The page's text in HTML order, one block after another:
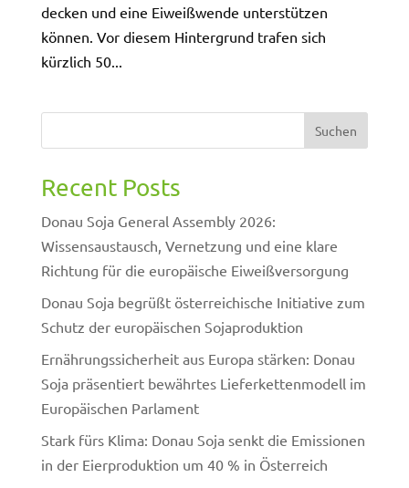
decken und eine Eiweißwende unterstützen
können. Vor diesem Hintergrund trafen sich
kürzlich 50...
Suchen
Recent Posts
Donau Soja General Assembly 2026:
Wissensaustausch, Vernetzung und eine klare
Richtung für die europäische Eiweißversorgung
Donau Soja begrüßt österreichische Initiative zum
Schutz der europäischen Sojaproduktion
Ernährungssicherheit aus Europa stärken: Donau
Soja präsentiert bewährtes Lieferkettenmodell im
Europäischen Parlament
Stark fürs Klima: Donau Soja senkt die Emissionen
in der Eierproduktion um 40 % in Österreich